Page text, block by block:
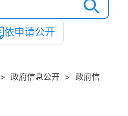
依申请公开
> 政府信息公开 > 政府信